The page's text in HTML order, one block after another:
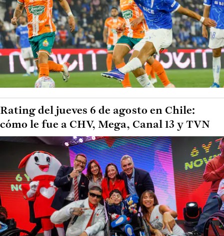
Rating del jueves 6 de agosto en Chile:
cómo le fue a CHV, Mega, Canal 13 y TVN